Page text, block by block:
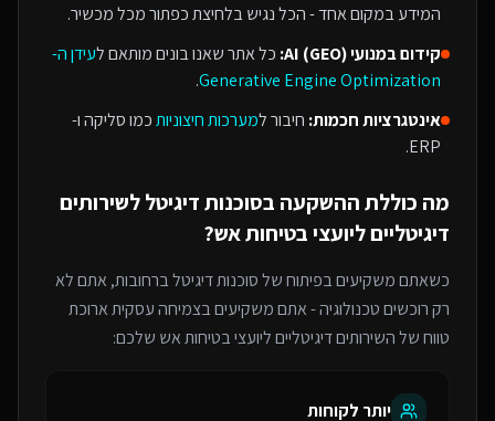
המידע במקום אחד - הכל נגיש בלחיצת כפתור מכל מכשיר.
קידום במנועי AI (GEO):
כל אתר שאנו בונים מותאם לעידן ה-
Generative Engine Optimization
.
אינטגרציות חכמות: חיבור למערכות חיצוניותכמו סליקה ו-
ERP.
מה כוללת ההשקעה בסוכנות דיגיטללשירותים
דיגיטליים ליועצי בטיחות אש?
כשאתם משקיעים בפיתוח שלסוכנות דיגיטלברחובות, אתם לא
רק רוכשים טכנולוגיה - אתם משקיעים בצמיחה עסקית ארוכת
טווח של השירותים דיגיטליים ליועצי בטיחות אש שלכם:
יותר לקוחות